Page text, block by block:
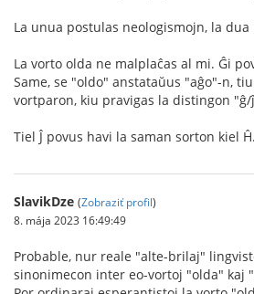
La unua postulas neologismojn, la
La vorto olda ne malplaĉas al mi. Ĝi
Same, se "oldo" anstataŭus "aĝo"-n,
vortparon, kiu pravigas la distingon "ĝ/
Tiel Ĵ povus havi la saman sorton kiel Ĥ.
SlavikDze (Zobraziť profil)
8. mája 2023 16:49:49
Probable, nur reale "alte-brilaj"
sinonimecon inter eo-vortoj "olda" kaj